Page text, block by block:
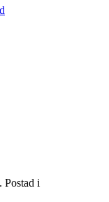
. Postad i